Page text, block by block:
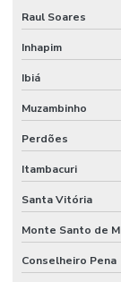
Mão de obra de
Mão de obra
Mão de obra
Mão de obra
Mão de obra
Mecânico
Melhorias Em
Raul Soares
Inhapim
Ibiá
Muzambinho
Perdões
Itambacuri
Santa Vitória
Monte Santo de
Conselheiro Pena